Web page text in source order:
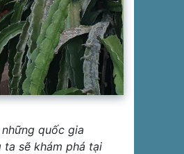
quốc gia
ta sẽ khám phá tại